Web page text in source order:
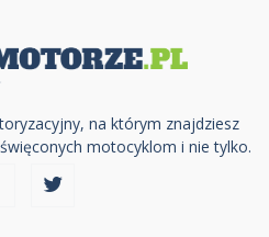
na którym znajdziesz
motocyklom i nie tylko.